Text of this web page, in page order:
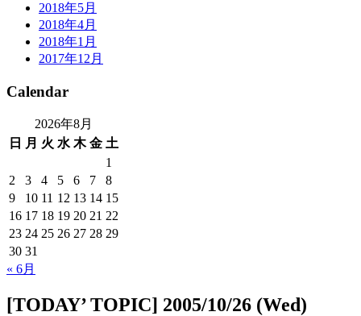
2018年5月
2018年4月
2018年1月
2017年12月
Calendar
2026年8月
日
月 火 水 木 金 土
1
2
3 4 5 6 7
8
9
10 11 12 13 14 15
16 17 18 19 20 21 22
23 24 25 26 27 28 29
30 31
« 6月
[TODAY’ TOPIC] 2005/10/26 (Wed)